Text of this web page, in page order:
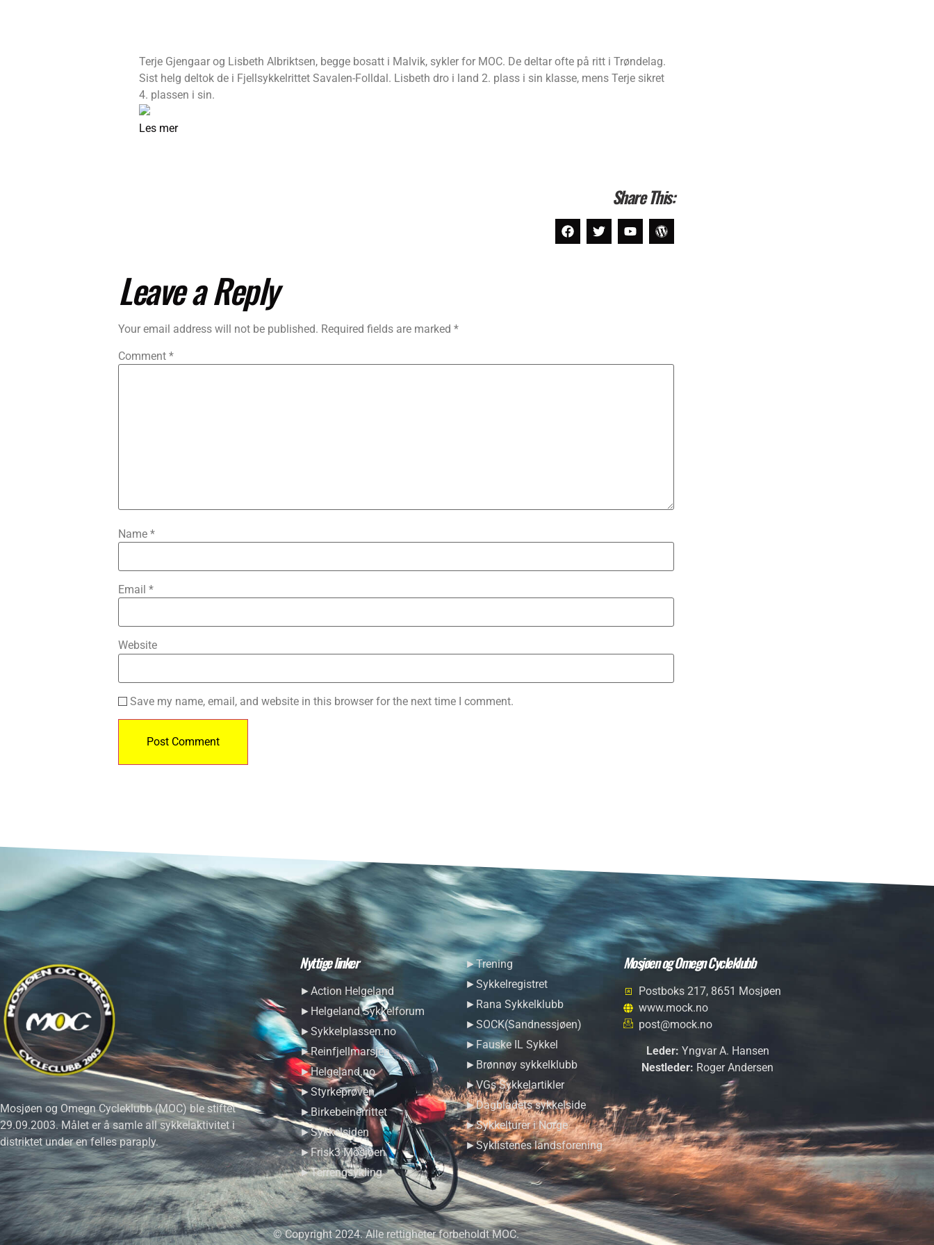
Terje Gjengaar og Lisbeth Albriktsen, begge bosatt i Malvik, sykler for MOC. De deltar ofte på ritt i Trøndelag.
Sist helg deltok de i Fjellsykkelrittet Savalen-Folldal. Lisbeth dro i land 2. plass i sin klasse, mens Terje sikret
4. plassen i sin.
Les mer
Share This:
Leave a Reply
Your email address will not be published. Required fields are marked *
Comment *
Name *
Email *
Website
Save my name, email, and website in this browser for the next time I comment.
Mosjøen og Omegn Cycleklubb (MOC) ble stiftet
29.09.2003. Målet er å samle all sykkelaktivitet i
distriktet under en felles paraply.
Nyttige linker
►Action Helgeland
►Helgeland Sykkelforum
►Sykkelplassen.no
►Reinfjellmarsjen
►Helgeland.no
►Styrkeprøven
►Birkebeinerrittet
►Sykkelsiden
►Frisk3 Mosjøen
►Terrengsykling
►Trening
►Sykkelregistret
►Rana Sykkelklubb
►SOCK(Sandnessjøen)
►Fauske IL Sykkel
►Brønnøy sykkelklubb
►VGs Sykkelartikler
►Dagbladets sykkelside
►Sykkelturer i Norge
►Syklistenes landsforening
Mosjøen og Omegn Cycleklubb
Postboks 217, 8651 Mosjøen
www.mock.no
post@mock.no
Leder: Yngvar A. Hansen
Nestleder: Roger Andersen
© Copyright 2024. Alle rettigheter forbeholdt MOC.